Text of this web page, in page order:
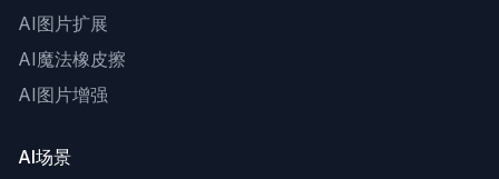
AI图片扩展
AI魔法橡皮擦
AI图片增强
AI场景